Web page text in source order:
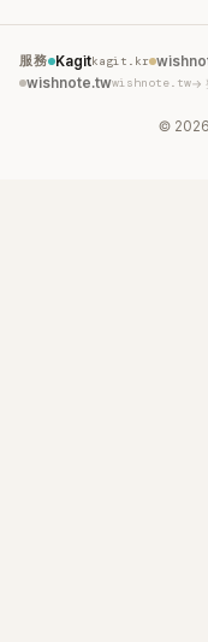
服務 Kagitkagit.kr
wishnote.twwishnote.tw→
© 2026